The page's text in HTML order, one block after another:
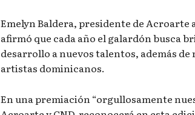
Emelyn Baldera, presidente de Acroarte
afirmó que cada año el galardón busca
desarrollo a nuevos talentos, además
artistas dominicanos.
En una premiación “orgullosamente